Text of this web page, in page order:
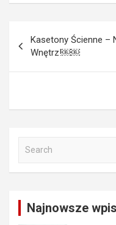
Nawigacja
wpisu
Kasetony Ścienne –
Wnętrz!￼￼
Najnowsze